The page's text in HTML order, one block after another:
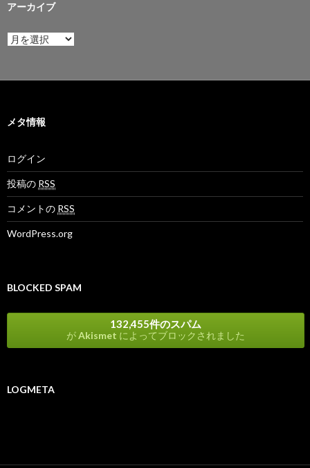
アーカイブ
ア
メタ情報
ログイン
投稿の RSS
コメントの RSS
WordPress.org
BLOCKED SPAM
132,455件のスパム
がAkismet によってブロックされました
LOGMETA